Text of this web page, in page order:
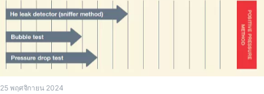
25 พฤศจิกายน 2024